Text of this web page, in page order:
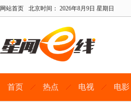
网站首页 北京时间： 2026年8月9日 星期日
首页 热点 电视 电影